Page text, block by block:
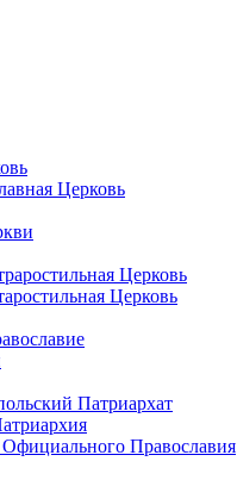
Церковь
Церковь
Церковь
Патриархат
Православия